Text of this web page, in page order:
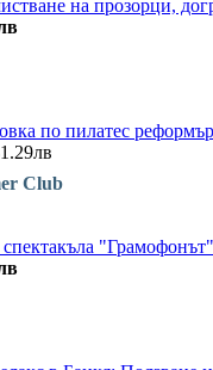
на прозорци,
по пилатес реформър
Club